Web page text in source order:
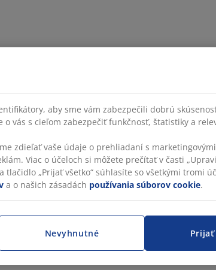
aby sme vám zabezpečili dobrú
vás s cieľom zabezpečiť funkčnosť, štatistiky a
zdieľať vaše údaje o prehliadaní s
Viac o účeloch si môžete prečítať v časti
„Prijať všetko“ súhlasíte so všetkými tromi
a o našich zásadách používania súborov cookie.
Nevyhnutné